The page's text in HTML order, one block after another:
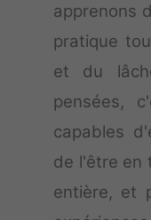
apprenons
pratique
et du
pensées,
capables
de l'être en
entière, et